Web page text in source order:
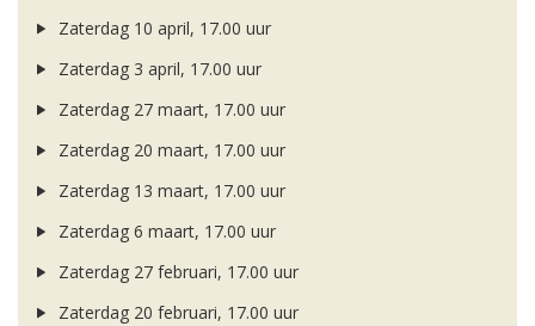
Zaterdag 10 april, 17.00 uur
Zaterdag 3 april, 17.00 uur
Zaterdag 27 maart, 17.00 uur
Zaterdag 20 maart, 17.00 uur
Zaterdag 13 maart, 17.00 uur
Zaterdag 6 maart, 17.00 uur
Zaterdag 27 februari, 17.00 uur
Zaterdag 20 februari, 17.00 uur